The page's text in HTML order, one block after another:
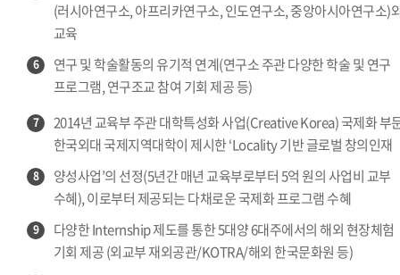
(러시아연구소, 아프리카연구소, 인도연구소, 중앙아시아연구소)
교육
6
연구 및 학술활동의 유기적 연계(연구소 주관 다양한 학술 및 연구
프로그램, 연구조교 참여 기회 제공 등)
7
2014년 교육부 주관 대학특성화 사업(Creative Korea) 국제화 부
한국외대 국제지역대학이 제시한 ‘Locality 기반 글로벌 창의인재
8
양성사업’의 선정(5년간 매년 교육부로부터 5억 원의 사업비 교부
수혜), 이로부터 제공되는 다채로운 국제화 프로그램 수혜
9
다양한 Internship 제도를 통한 5대양 6대주에서의 해외 현장체험
기회 제공 (외교부 재외공관/KOTRA/해외 한국문화원 등)